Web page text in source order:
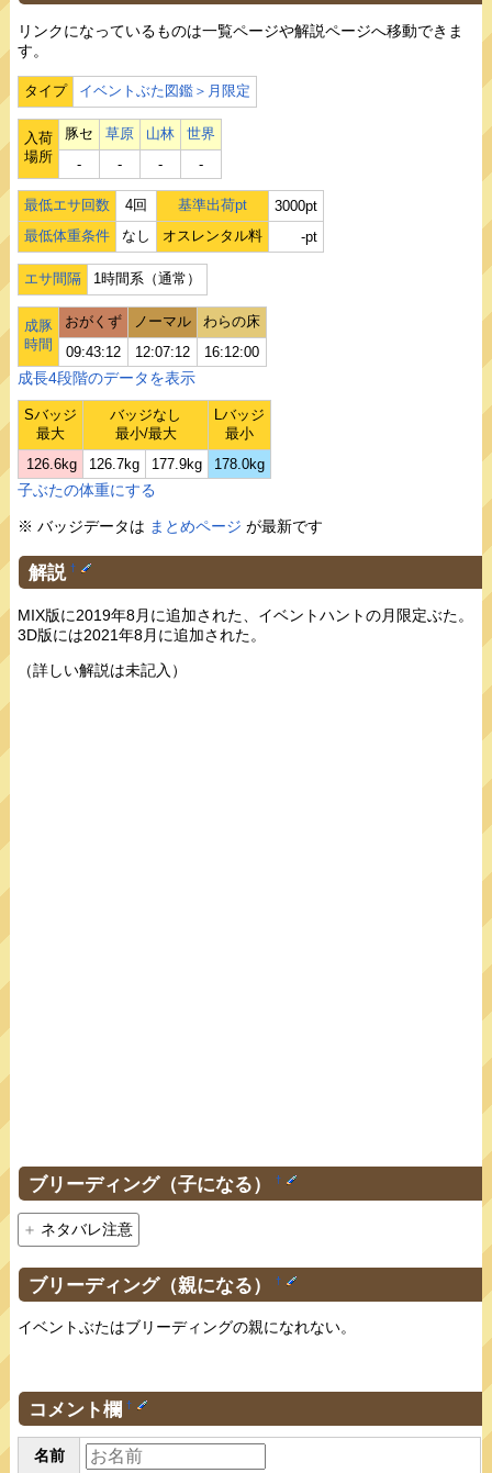
リンクになっているものは一覧ページや解説ページへ移動できま
す。
タイプ イベントぶた図鑑＞月限定
入荷
場所
豚セ 草原 山林
世界
‐
‐ ‐ ‐
最低エサ回数 4回 基準出荷pt
3000pt
最低体重条件
なし オスレンタル料 -pt
エサ間隔 1時間系（通常）
成豚
時間
おがくず ノーマル
わらの床
09:43:12
12:07:12 16:12:00
成長4段階のデータを表示
Sバッジ
最大
バッジなし
最小/最大
Lバッジ
最小
126.6kg
126.7kg 177.9kg 178.0kg
子ぶたの体重にする
※ バッジデータは まとめページ が最新です
解説 †
MIX版に2019年8月に追加された、イベントハントの月限定ぶた。
3D版には2021年8月に追加された。
（詳しい解説は未記入）
ブリーディング（子になる） †
ネタバレ注意
ブリーディング（親になる） †
イベントぶたはブリーディングの親になれない。
コメント欄 †
名前